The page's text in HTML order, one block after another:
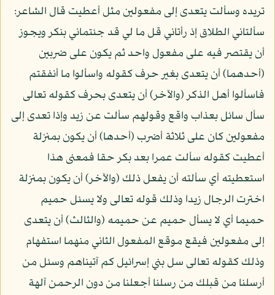
تريده وسألت يتعدى إلى مفعولين مثل أعطيت قال الشاعر:
سألتاني الطلاق إذ رأتاني قل ما لي قد جئتماني بنكر ويجوز
أن يقتصر فيه على مفعول واحد ثم يكون على ضربين
(أحدهما) أن يتعدى بغير حرف كقوله واسألوا ما أنفقتم
فاسألوا أهل الذكر (والآخر) أن يتعدى بحرف كقوله تعالى
سأل سائل بعذاب واقع وقولهم سألت عن زيد وإذا تعدى إلى
مفعولين كان على ثلاثة أضرب (أحدها) أن يكون بمنزلة
أعطيت كقوله سألت عمرا بعد بكر حقا فمعنى هذا
استعطيته أي سألته أن يفعل ذلك (والآخر) أن يكون بمنزلة
اخترت الرجال زيدا وذلك قوله تعالى ولا يسئل حميم
حميما أي لا يسأل حميم عن حميمه (والثالث) أن يتعدى
إلى مفعولين فيقع موقع المفعول الثاني منهما استفهام
وذلك كقوله تعالى سل بني إسرائيل كم آتيناهم وسئل من
أرسلنا من قبلك من رسلنا أجعلنا من دون الرحمن آلهة